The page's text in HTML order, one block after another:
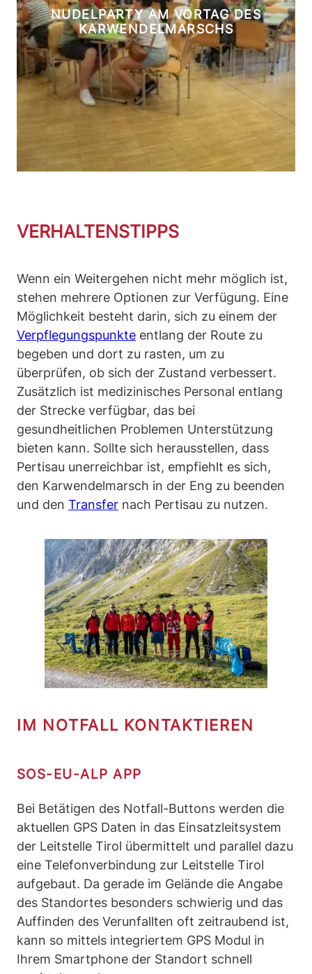
NUDELPARTY AM VORTAG DES
KARWENDELMARSCHS
VERHALTENSTIPPS
Wenn ein Weitergehen nicht mehr möglich ist,
stehen mehrere Optionen zur Verfügung. Eine
Möglichkeit besteht darin, sich zu einem der
Verpflegungspunkte entlang der Route zu
begeben und dort zu rasten, um zu
überprüfen, ob sich der Zustand verbessert.
Zusätzlich ist medizinisches Personal entlang
der Strecke verfügbar, das bei
gesundheitlichen Problemen Unterstützung
bieten kann. Sollte sich herausstellen, dass
Pertisau unerreichbar ist, empfiehlt es sich,
den Karwendelmarsch in der Eng zu beenden
und den Transfer nach Pertisau zu nutzen.
IM NOTFALL KONTAKTIEREN
SOS-EU-ALP APP
Bei Betätigen des Notfall-Buttons werden die
aktuellen GPS Daten in das Einsatzleitsystem
der Leitstelle Tirol übermittelt und parallel dazu
eine Telefonverbindung zur Leitstelle Tirol
aufgebaut. Da gerade im Gelände die Angabe
des Standortes besonders schwierig und das
Auffinden des Verunfallten oft zeitraubend ist,
kann so mittels integriertem GPS Modul in
Ihrem Smartphone der Standort schnell